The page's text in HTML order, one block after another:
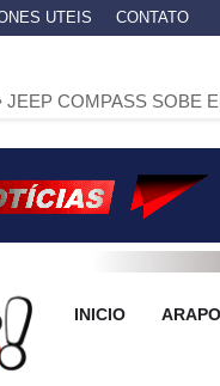
UTEIS CONTATO
SOBE EM MURETA
INICIO